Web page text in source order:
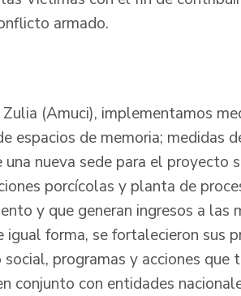
armado.
(Amuci), implementamos
espacios de memoria; medidas
nueva sede para el proyecto
porcícolas y planta de
y que generan ingresos a las
igual forma, se fortalecieron sus
programas y acciones que
conjunto con entidades